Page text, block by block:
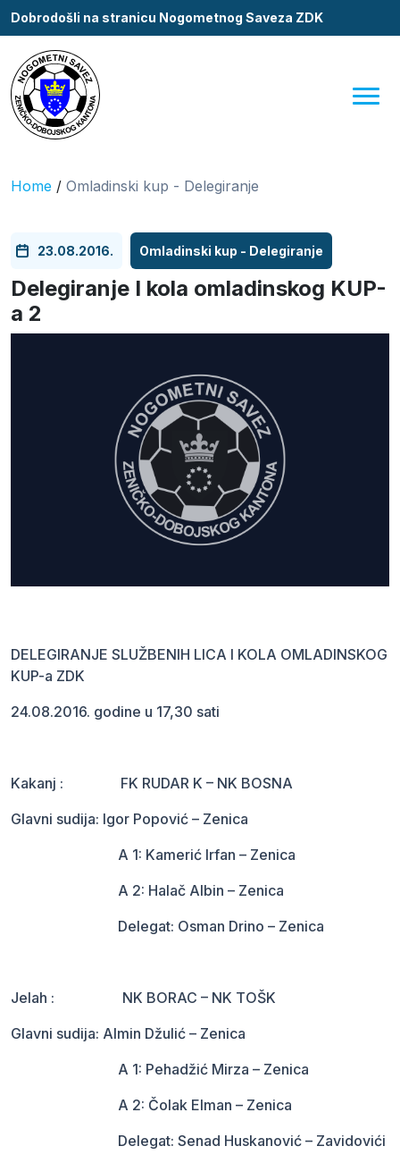
Dobrodošli na stranicu Nogometnog Saveza ZDK
Home / Omladinski kup - Delegiranje
23.08.2016. Omladinski kup - Delegiranje
Delegiranje I kola omladinskog KUP-
a 2
DELEGIRANJE SLUŽBENIH LICA I KOLA OMLADINSKOG
KUP-a ZDK
24.08.2016. godine u 17,30 sati
Kakanj : FK RUDAR K – NK BOSNA
Glavni sudija: Igor Popović – Zenica
A 1: Kamerić Irfan – Zenica
A 2: Halač Albin – Zenica
Delegat: Osman Drino – Zenica
Jelah : NK BORAC – NK TOŠK
Glavni sudija: Almin Džulić – Zenica
A 1: Pehadžić Mirza – Zenica
A 2: Čolak Elman – Zenica
Delegat: Senad Huskanović – Zavidovići